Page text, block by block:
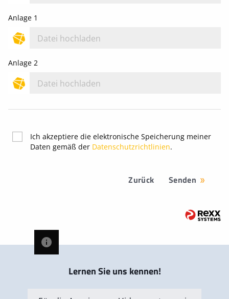
Anlage 1
Datei hochladen
Anlage 2
Datei hochladen
Ich akzeptiere die elektronische Speicherung meiner
Daten gemäß der Datenschutzrichtlinien.
Zurück Senden
Lernen Sie uns kennen!